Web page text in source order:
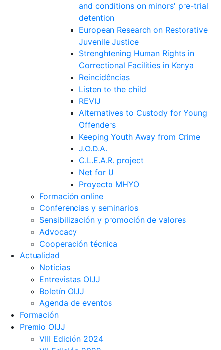
and conditions on minors' pre-trial
detention
European Research on Restorative
Juvenile Justice
Strenghtening Human Rights in
Correctional Facilities in Kenya
Reincidências
Listen to the child
REVIJ
Alternatives to Custody for Young
Offenders
Keeping Youth Away from Crime
J.O.D.A.
C.L.E.A.R. project
Net for U
Proyecto MHYO
Formación online
Conferencias y seminarios
Sensibilización y promoción de valores
Advocacy
Cooperación técnica
Actualidad
Noticias
Entrevistas OIJJ
Boletín OIJJ
Agenda de eventos
Formación
Premio OIJJ
VIII Edición 2024